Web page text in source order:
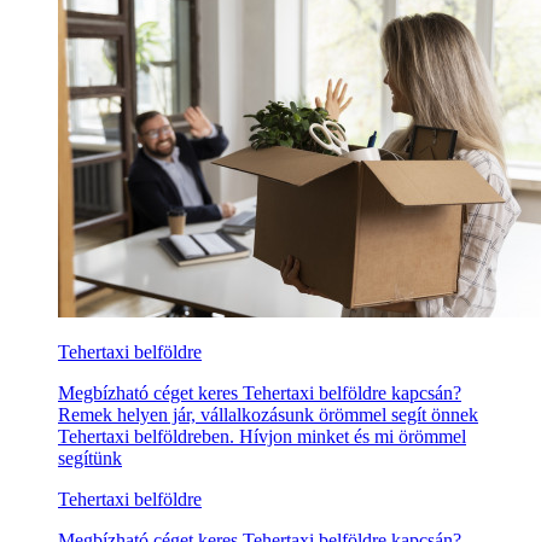
Tehertaxi belföldre
Megbízható céget keres Tehertaxi belföldre kapcsán?
Remek helyen jár, vállalkozásunk örömmel segít önnek
Tehertaxi belföldreben. Hívjon minket és mi örömmel
segítünk
Tehertaxi belföldre